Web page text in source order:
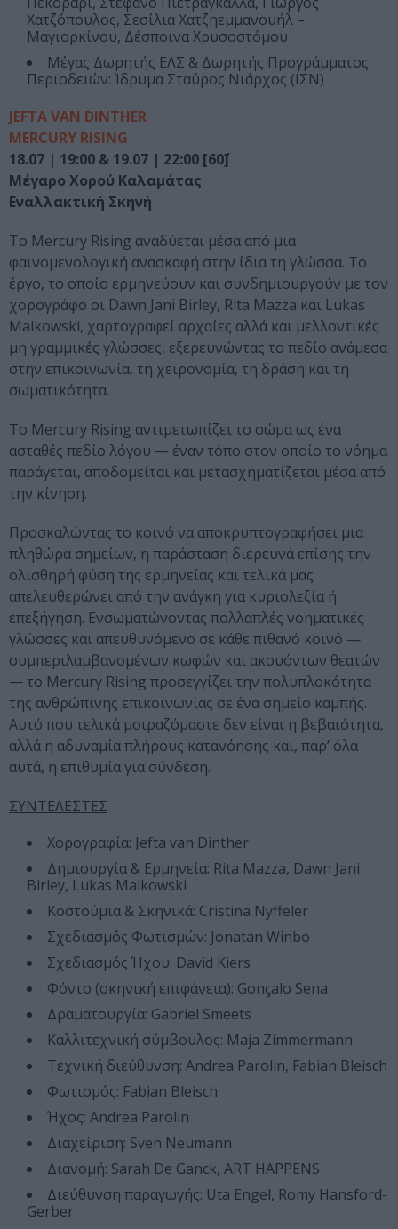
Χατζόπουλος, Σεσίλια Χατζηεμμανουήλ –
Μαγιορκίνου, Δέσποινα Χρυσοστόμου
Μέγας Δωρητής ΕΛΣ & Δωρητής Προγράμματος
Περιοδειών: Ίδρυμα Σταύρος Νιάρχος (ΙΣΝ)
JEFTA VAN DINTHER
MERCURY RISING
18.07 | 19:00 & 19.07 | 22:00 [60΄]
Μέγαρο Χορού Καλαμάτας
Εναλλακτική Σκηνή
Το Mercury Rising αναδύεται μέσα από μια
φαινομενολογική ανασκαφή στην ίδια τη γλώσσα. Το
έργο, το οποίο ερμηνεύουν και συνδημιουργούν με τον
χορογράφο οι Dawn Jani Birley, Rita Mazza και Lukas
Malkowski, χαρτογραφεί αρχαίες αλλά και μελλοντικές
μη γραμμικές γλώσσες, εξερευνώντας το πεδίο ανάμεσα
στην επικοινωνία, τη χειρονομία, τη δράση και τη
σωματικότητα.
Το Mercury Rising αντιμετωπίζει το σώμα ως ένα
ασταθές πεδίο λόγου — έναν τόπο στον οποίο το νόημα
παράγεται, αποδομείται και μετασχηματίζεται μέσα από
την κίνηση.
Προσκαλώντας το κοινό να αποκρυπτογραφήσει μια
πληθώρα σημείων, η παράσταση διερευνά επίσης την
ολισθηρή φύση της ερμηνείας και τελικά μας
απελευθερώνει από την ανάγκη για κυριολεξία ή
επεξήγηση. Ενσωματώνοντας πολλαπλές νοηματικές
γλώσσες και απευθυνόμενο σε κάθε πιθανό κοινό —
συμπεριλαμβανομένων κωφών και ακουόντων θεατών
— το Mercury Rising προσεγγίζει την πολυπλοκότητα
της ανθρώπινης επικοινωνίας σε ένα σημείο καμπής.
Αυτό που τελικά μοιραζόμαστε δεν είναι η βεβαιότητα,
αλλά η αδυναμία πλήρους κατανόησης και, παρ’ όλα
αυτά, η επιθυμία για σύνδεση.
ΣΥΝΤΕΛΕΣΤΕΣ
Χορογραφία: Jefta van Dinther
Δημιουργία & Ερμηνεία: Rita Mazza, Dawn Jani
Birley, Lukas Malkowski
Κοστούμια & Σκηνικά: Cristina Nyffeler
Σχεδιασμός Φωτισμών: Jonatan Winbo
Σχεδιασμός Ήχου: David Kiers
Φόντο (σκηνική επιφάνεια): Gonçalo Sena
Δραματουργία: Gabriel Smeets
Καλλιτεχνική σύμβουλος: Maja Zimmermann
Τεχνική διεύθυνση: Andrea Parolin, Fabian Bleisch
Φωτισμός: Fabian Bleisch
Ήχος: Andrea Parolin
Διαχείριση: Sven Neumann
Διανομή: Sarah De Ganck, ART HAPPENS
Διεύθυνση παραγωγής: Uta Engel, Romy Hansford-
Gerber